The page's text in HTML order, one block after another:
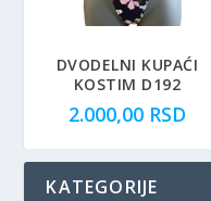
DVODELNI KUPAĆI
KOSTIM D192
2.000,00 RSD
KATEGORIJE